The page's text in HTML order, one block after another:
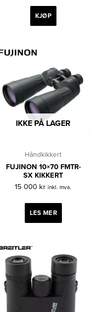
KJØP
IKKE PÅ LAGER
Håndkikkert
FUJINON 10×70 FMTR-
SX KIKKERT
15 000 kr inkl. mva.
LES MER